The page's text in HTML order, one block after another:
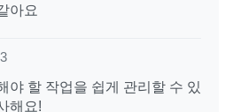
아요
야 할 작업을 쉽게 관리할 수 있
해요!